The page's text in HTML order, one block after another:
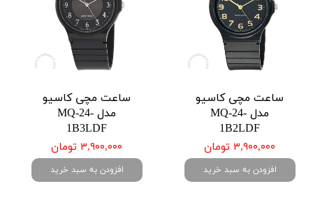
ساعت مچی کاسیو
مدل MQ-24-
1B2LDF
۳,۹۰۰,۰۰۰ تومان
افزودن به سبد خرید
ساعت مچی کاسیو
مدل MQ-24-
1B3LDF
۳,۹۰۰,۰۰۰ تومان
افزودن به سبد خرید